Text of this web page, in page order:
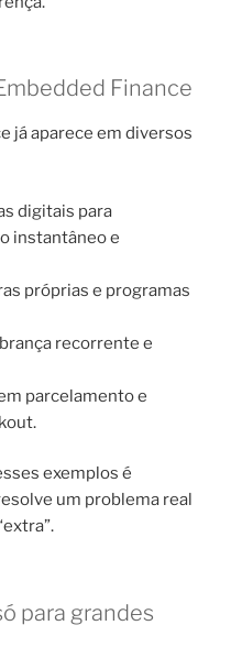
Finance
já aparece em diversos
digitais para
instantâneo e
próprias e programas
recorrente e
parcelamento e
exemplos é
um problema real
para grandes